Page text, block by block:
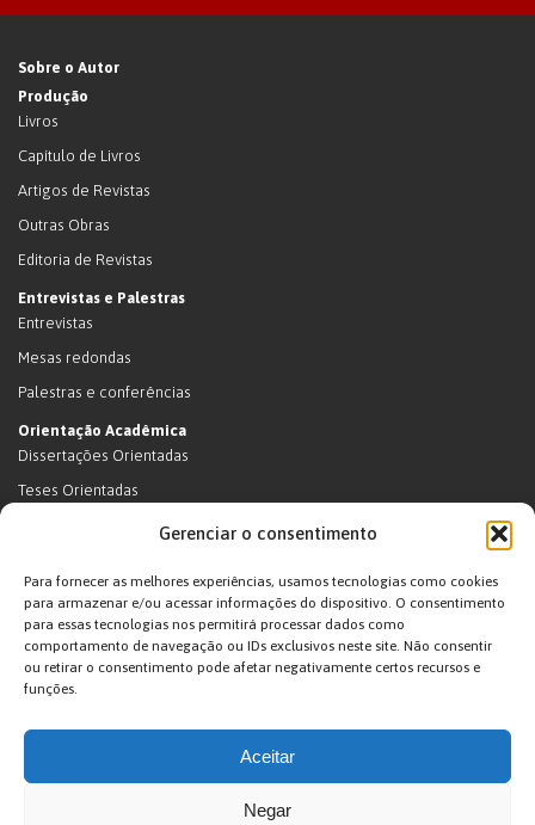
Gerenciar o consentimento
Para fornecer as melhores experiências, usamos tecnologias como cookies
para armazenar e/ou acessar informações do dispositivo. O consentimento
para essas tecnologias nos permitirá processar dados como
comportamento de navegação ou IDs exclusivos neste site. Não consentir
ou retirar o consentimento pode afetar negativamente certos recursos e
funções.
Aceitar
Negar
Sobre o Autor
Produção
Livros
Capítulo de Livros
Artigos de Revistas
Outras Obras
Editoria de Revistas
Entrevistas e Palestras
Entrevistas
Mesas redondas
Palestras e conferências
Orientação Acadêmica
Dissertações Orientadas
Teses Orientadas
Livros (dissertações e teses)
Supervisão de pós-doutorado
Supervisão de pós-doutorado (em andamento)
Orientações de outra natureza
Exposições
Terras Indígenas
Projetos